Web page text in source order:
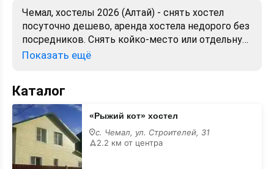
Чемал, хостелы 2026 (Алтай) - снять хостел
посуточно дешево, аренда хостела недорого без
посредников. Снять койко-место или отдельную
комнату в хостеле. Лучшие цены, отзывы, фото,
Показать ещё
Каталог
«Рыжий
кот»
хостел
«Рыжий кот» хостел
с. Чемал, ул. Строителей, 31
2.2 км от центра